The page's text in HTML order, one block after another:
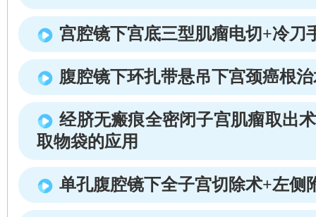
宫腔镜下宫底三型肌瘤电切+冷刀
腹腔镜下环扎带悬吊下宫颈癌根
经脐无瘢痕全密闭子宫肌瘤取出
取物袋的应用
单孔腹腔镜下全子宫切除术+左侧